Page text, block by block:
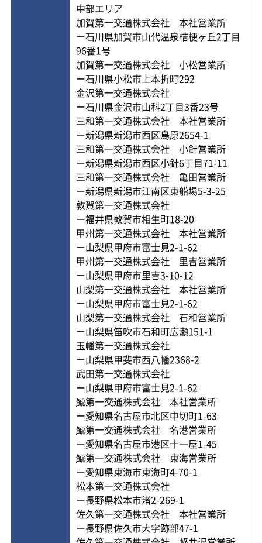
中部エリア
加賀第一交通株式会社 本社営業所
ー石川県加賀市山代温泉桔梗ヶ丘2丁目
96番1号
加賀第一交通株式会社 小松営業所
ー石川県小松市上本折町292
金沢第一交通株式会社
ー石川県金沢市山科2丁目3番23号
三和第一交通株式会社 本社営業所
ー新潟県新潟市西区鳥原2654-1
三和第一交通株式会社 小針営業所
ー新潟県新潟市西区小針6丁目71-11
三和第一交通株式会社 亀田営業所
ー新潟県新潟市江南区東船場5-3-25
敦賀第一交通株式会社
ー福井県敦賀市相生町18-20
甲州第一交通株式会社 本社営業所
ー山梨県甲府市富士見2-1-62
甲州第一交通株式会社 里吉営業所
ー山梨県甲府市里吉3-10-12
山梨第一交通株式会社 本社営業所
ー山梨県甲府市富士見2-1-62
山梨第一交通株式会社 石和営業所
ー山梨県笛吹市石和町広瀬151-1
玉幡第一交通株式会社
ー山梨県甲斐市西八幡2368-2
武田第一交通株式会社
ー山梨県甲府市富士見2-1-62
鯱第一交通株式会社 本社営業所
ー愛知県名古屋市北区中切町1-63
鯱第一交通株式会社 名港営業所
ー愛知県名古屋市港区十一屋1-45
鯱第一交通株式会社 東海営業所
ー愛知県東海市東海町4-70-1
松本第一交通株式会社
ー長野県松本市渚2-269-1
佐久第一交通株式会社 本社営業所
ー長野県佐久市大字跡部47-1